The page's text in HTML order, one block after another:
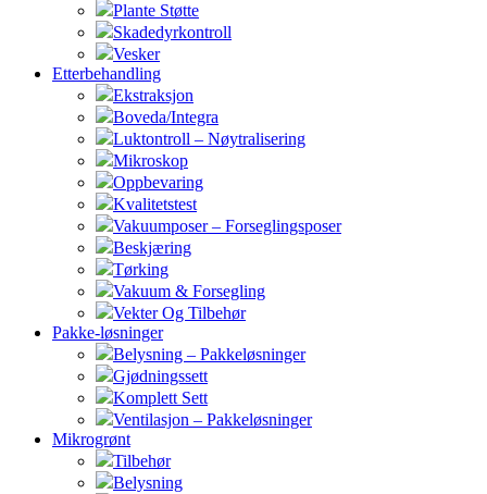
Plante Støtte
Skadedyrkontroll
Vesker
Etterbehandling
Ekstraksjon
Boveda/Integra
Luktontroll – Nøytralisering
Mikroskop
Oppbevaring
Kvalitetstest
Vakuumposer – Forseglingsposer
Beskjæring
Tørking
Vakuum & Forsegling
Vekter Og Tilbehør
Pakke-løsninger
Belysning – Pakkeløsninger
Gjødningssett
Komplett Sett
Ventilasjon – Pakkeløsninger
Mikrogrønt
Tilbehør
Belysning